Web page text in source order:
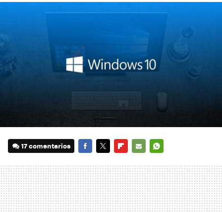
17 comentarios
MAIL